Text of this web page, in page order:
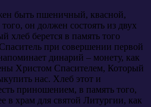
быть пшеничный, квасной,
он должен состоять из двух
хлеб берется в память того
при совершении первой
динарий – монету, как
Христом Спасителем, Который
нас. Хлеб этот и
приношением, в память того,
в храм для святой Литургии, как